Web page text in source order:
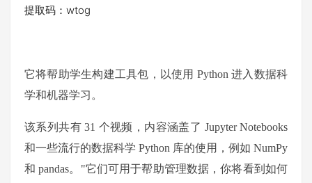
提取码：wtog
它将帮助学生构建工具包，以使用 Python 进入数据科
学和机器学习。
该系列共有 31 个视频，内容涵盖了 Jupyter Notebooks
和一些流行的数据科学 Python 库的使用，例如 NumPy
和 pandas。"它们可用于帮助管理数据，你将看到如何